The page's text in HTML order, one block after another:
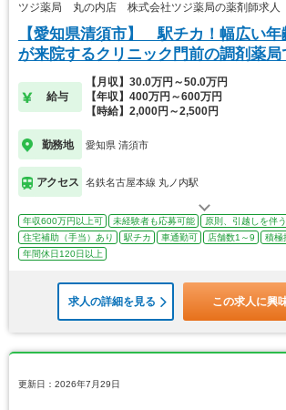
ツジ薬局 丸の内店 株式会社ツジ薬局の薬剤師求人
【愛知県清須市】 駅チカ！幅広い年
が来院するクリニック門前の調剤薬局
給与
【月収】30.0万円～50.0万円
【年収】400万円～600万円
【時給】2,000円～2,500円
勤務地 愛知県 清須市
アクセス 名鉄名古屋本線 丸ノ内駅
年収600万円以上可 未経験者も応募可能
原則、引越しを伴
住宅補助（手当）あり
駅チカ 車通勤可 店舗数1～9 積極
年間休日120日以上
求人の詳細を見る この求人に興
更新日：2026年7月29日